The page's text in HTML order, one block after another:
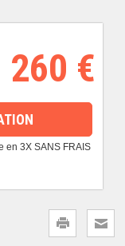
260 €
en 3X SANS FRAIS